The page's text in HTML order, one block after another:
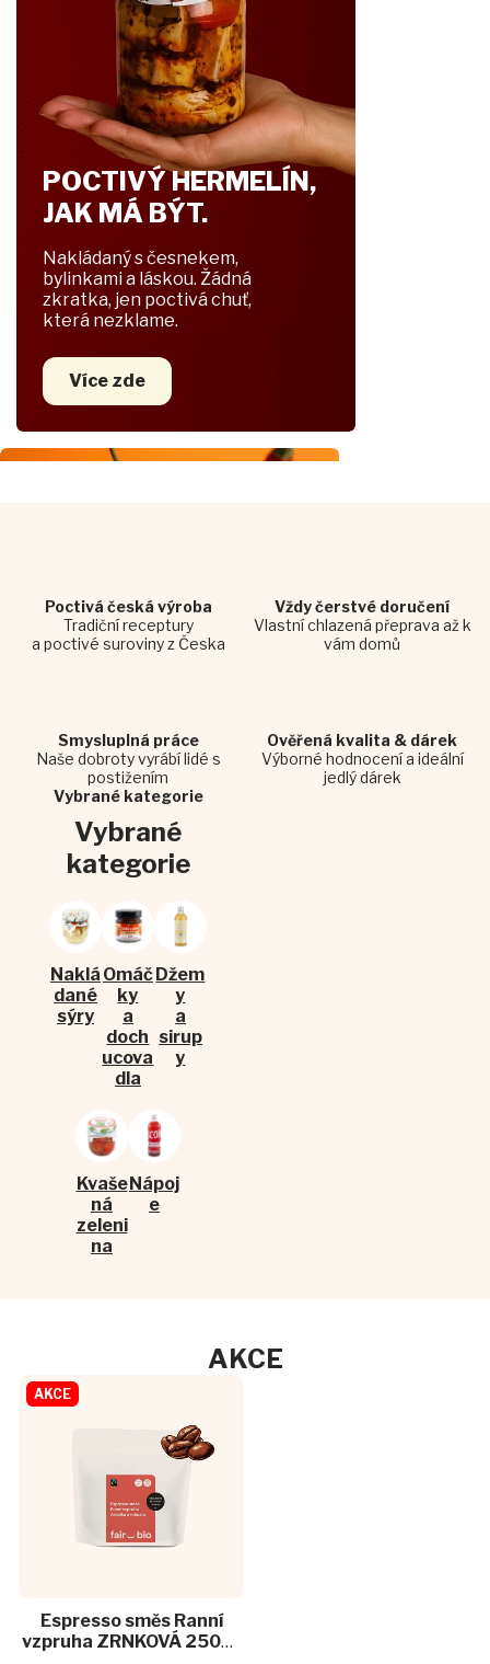
POCTIVÝ HERMELÍN,
JAK MÁ BÝT.
Nakládaný s česnekem,
bylinkami a láskou. Žádná
zkratka, jen poctivá chuť,
která nezklame.
Více zde
NEPŘEHÁNÍ TO.
Jemně pálivá omáčka z
uzených chipotle papriček
a česneku. Výrazná,
poctivá a naše.
Více zde
chuti. Osvěžující síla, která
tě nakopne.
Poctivá česká výroba
Tradiční receptury
a poctivé suroviny z Česka
Vždy čerstvé doručení
Vlastní chlazená přeprava až k
vám domů
Smysluplná práce
Naše dobroty vyrábí lidé s
postižením
Ověřená kvalita & dárek
Výborné hodnocení a ideální
jedlý dárek
Vybrané kategorie
Vybrané
kategorie
Naklá
dané
sýry
Omáč
ky
a
doch
ucova
dla
Džem
y
a
sirup
y
Kvaše
ná
zeleni
na
Nápoj
e
AKCE
AKCE
Espresso směs Ranní
vzpruha ZRNKOVÁ 250g |